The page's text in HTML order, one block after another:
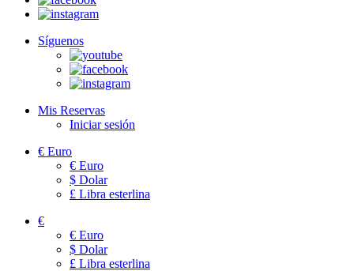
Síguenos
Mis Reservas
Iniciar sesión
€ Euro
€ Euro
$ Dolar
£ Libra esterlina
€
€ Euro
$ Dolar
£ Libra esterlina